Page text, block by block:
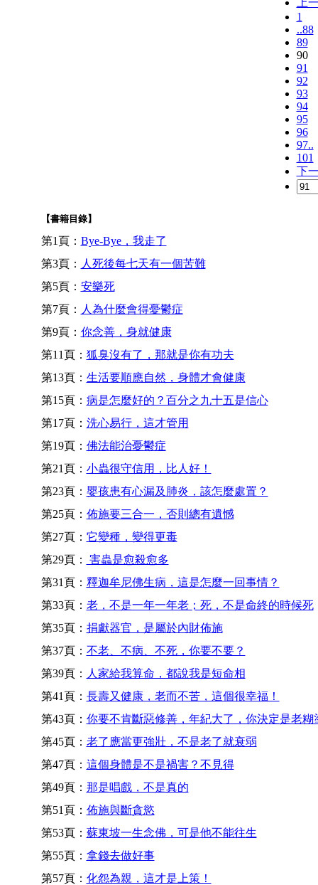
1
..88
89
90
91
92
93
94
95
96
97..
101
下
【書籍目錄】
第1頁： Bye-Bye，我走了
第3頁： 人死後每七天有一個苦難
第5頁： 安樂死
第7頁： 人為什麼會得憂鬱症
第9頁： 你念善，身就健康
第11頁： 狐臭沒有了，那就是你有功夫
第13頁： 生活要順應自然，身體才會健康
第15頁： 病是怎麼好的？百分之九十五是信心
第17頁： 洗心易行，這才管用
第19頁： 佛法能治憂鬱症
第21頁： 小蟲很守信用，比人好！
第23頁： 嬰孩患有心漏及肺炎，該怎麼處置？
第25頁： 佈施要三合一，否則總有遺憾
第27頁： 它變種，變得更毒
第29頁：
害蟲是愈殺愈多
第31頁： 釋迦牟尼佛生病，這是怎麼一回事情？
第33頁： 老，不是一年一年老；死，不是命終的時候死
第35頁： 捐獻器官，是屬於內財佈施
第37頁： 不老、不病、不死，你要不要？
第39頁： 人家給我算命，都說我是短命相
第41頁： 長壽又健康，老而不苦，這個很幸福！
第43頁： 你要不肯斷惡修善，年紀大了，你決定是老糊
第45頁： 老了應當更強壯，不是老了就衰弱
第47頁： 這個身體是不是禍害？不見得
第49頁： 那是唱戲，不是真的
第51頁： 佈施與斷貪慾
第53頁： 蘇東坡一生念佛，可是他不能往生
第55頁： 拿錢去做好事
第57頁： 化怨為親，這才是上策！